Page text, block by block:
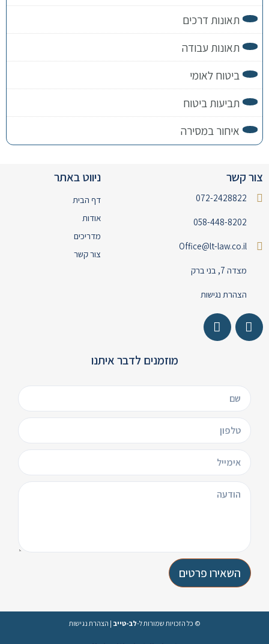
תאונות דרכים
תאונות עבודה
ביטוח לאומי
תביעות ביטוח
איחור במסירה
צור קשר
072-2428822
058-448-8202
Office@lt-law.co.il
מצדה 7, בני ברק
הצהרת נגישות
ניווט באתר
דף הבית
אודות
מדריכים
צור קשר
מוזמנים לדבר איתנו
השאירו פרטים
© כל הזכויות שמורות ל-לב-טייב | הצהרת נגישות